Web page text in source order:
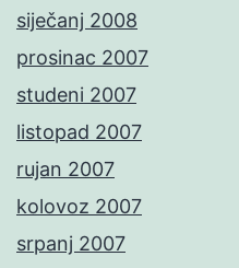
siječanj 2008
prosinac 2007
studeni 2007
listopad 2007
rujan 2007
kolovoz 2007
srpanj 2007